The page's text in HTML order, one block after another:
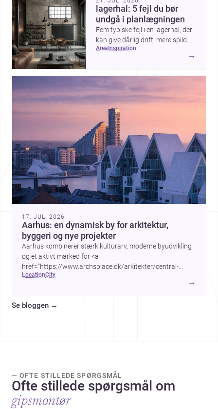
lagerhal: 5 fejl du bør
undgå i planlægningen
Fem typiske fejl i en lagerhal, der
kan give dårlig drift, mere spild
og højere omkostninger — og
area inspiration
→
17. JULI 2026
Aarhus: en dynamisk by for arkitektur,
byggeri og nye projekter
Aarhus kombinerer stærk kulturarv, moderne byudvikling
og et aktivt marked for <a
href="https://www.archsplace.dk/arkitekter/central-
denmark-region/aarhus">arkitekter</a> og <a
dig, der planlægger nyt byggeri eller renovering.
location city
→
Se bloggen →
— OFTE STILLEDE SPØRGSMÅL
Ofte stillede spørgsmål om
gipsmontør